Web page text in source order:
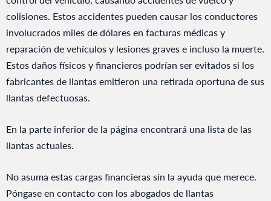
colisiones. Estos accidentes pueden causar los conductores
involucrados miles de dólares en facturas médicas y
reparación de vehículos y lesiones graves e incluso la muerte.
Estos daños físicos y financieros podrían ser evitados si los
fabricantes de llantas emitieron una retirada oportuna de sus
llantas defectuosas.
En la parte inferior de la página encontrará una lista de las
llantas actuales.
No asuma estas cargas financieras sin la ayuda que merece.
Póngase en contacto con los abogados de llantas